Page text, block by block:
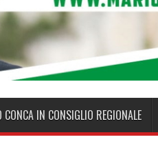
IN CONSIGLIO REGIONALE